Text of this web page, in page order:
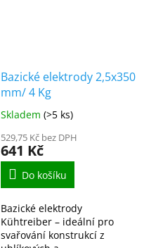
Bazické elektrody 2,5x350
mm/ 4 Kg
Skladem (>5 ks)
529,75 Kč bez DPH
641 Kč
Do košíku
Bazické elektrody
Kühtreiber – ideální pro
svařování konstrukcí z